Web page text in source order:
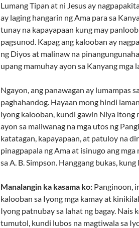
Lumang Tipan at ni Jesus ay
ay laging hangarin ng Ama para sa
tunay na kapayapaan kung may
pagsunod. Kapag ang kalooban ay
ng Diyos at malinaw na
upang mamuhay ayon sa Kanyang mga
Ngayon, ang panawagan ay lumampas
paghahandog. Hayaan mong hindi
iyong kalooban, kundi gawin Niya itong
ayon sa maliwanag na mga utos ng
katatagan, kapayapaan, at patuloy na
pinagpapala ng Ama at isinugo ang
sa A. B. Simpson. Hanggang bukas,
Manalangin ka kasama ko: Panginoon,
kalooban sa Iyong mga kamay at
Iyong patnubay sa lahat ng bagay. Nais
tumutol, kundi lubos na magtiwala sa